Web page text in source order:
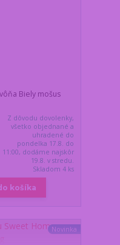
Biely mošus
Z dôvodu dovolenky,
všetko objednané a
uhradené do
pondelka 17.8. do
11:00, dodáme najskôr
19.8. v stredu.
Skladom 4 ks
košíka
Novinka